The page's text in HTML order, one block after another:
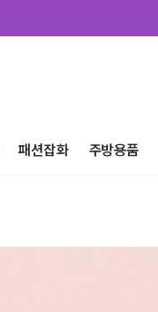
패션잡화 주방용품